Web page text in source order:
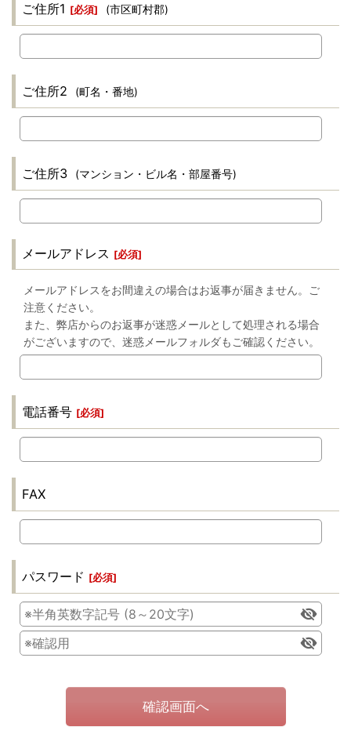
ご住所1 [必須] (市区町村郡)
ご住所2 (町名・番地)
ご住所3 (マンション・ビル名・部屋番号)
メールアドレス [必須]
メールアドレスをお間違えの場合はお返事が届きません。ご
注意ください。
また、弊店からのお返事が迷惑メールとして処理される場合
がございますので、迷惑メールフォルダもご確認ください。
電話番号 [必須]
FAX
パスワード [必須]
確認画面へ